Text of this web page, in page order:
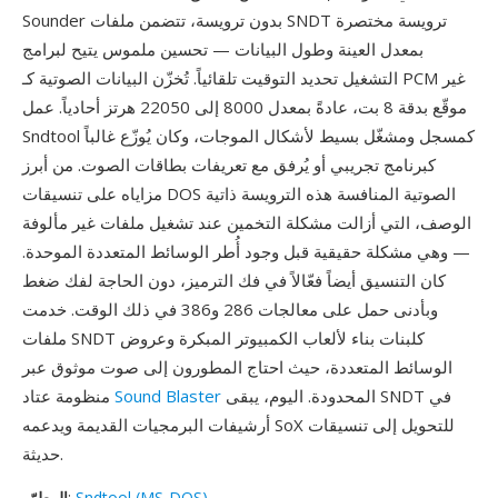
Sounder بدون ترويسة، تتضمن ملفات SNDT ترويسة مختصرة
بمعدل العينة وطول البيانات — تحسين ملموس يتيح لبرامج
التشغيل تحديد التوقيت تلقائياً. تُخزّن البيانات الصوتية كـ PCM غير
موقّع بدقة 8 بت، عادةً بمعدل 8000 إلى 22050 هرتز أحادياً. عمل
Sndtool كمسجل ومشغّل بسيط لأشكال الموجات، وكان يُوزّع غالباً
كبرنامج تجريبي أو يُرفق مع تعريفات بطاقات الصوت. من أبرز
مزاياه على تنسيقات DOS الصوتية المنافسة هذه الترويسة ذاتية
الوصف، التي أزالت مشكلة التخمين عند تشغيل ملفات غير مألوفة
— وهي مشكلة حقيقية قبل وجود أُطر الوسائط المتعددة الموحدة.
كان التنسيق أيضاً فعّالاً في فك الترميز، دون الحاجة لفك ضغط
وبأدنى حمل على معالجات 286 و386 في ذلك الوقت. خدمت
ملفات SNDT كلبنات بناء لألعاب الكمبيوتر المبكرة وعروض
الوسائط المتعددة، حيث احتاج المطورون إلى صوت موثوق عبر
Sound Blaster
أرشيفات البرمجيات القديمة ويدعمه SoX للتحويل إلى تنسيقات
حديثة.